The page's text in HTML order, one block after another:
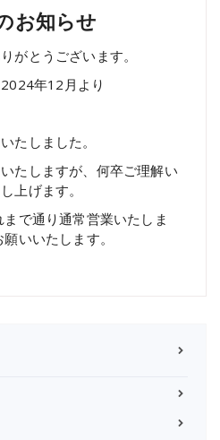
お知らせ
がとうございます。
年12月より
たしました。
たしますが、何卒ご理解い
上げます。
で通り通常営業いたしま
いいたします。